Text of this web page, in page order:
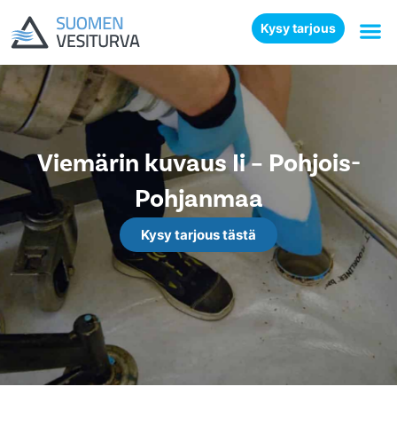
Kysy tarjous
Viemärin kuvaus Ii – Pohjois-
Pohjanmaa
Kysy tarjous tästä